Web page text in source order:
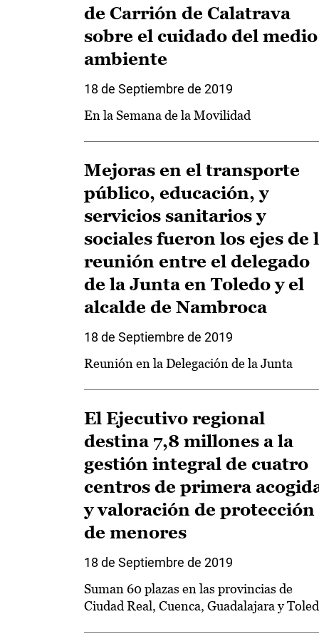
de Carrión de Calatrava
sobre el cuidado del medio
ambiente
18 de Septiembre de 2019
En la Semana de la Movilidad
Mejoras en el transporte
público, educación, y
servicios sanitarios y
sociales fueron los ejes de
reunión entre el delegado
de la Junta en Toledo y el
alcalde de Nambroca
18 de Septiembre de 2019
Reunión en la Delegación de la Junta
El Ejecutivo regional
destina 7,8 millones a la
gestión integral de cuatro
centros de primera
y valoración de protección
de menores
18 de Septiembre de 2019
Suman 60 plazas en las provincias de
Ciudad Real, Cuenca, Guadalajara y